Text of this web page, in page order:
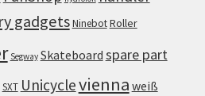
gadgetsNinebotRoller
Segway Skateboard spare part
SXT Unicyclevienna weiß